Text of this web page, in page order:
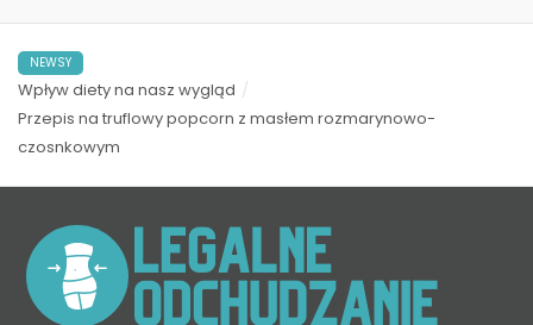
NEWSY
Wpływ diety na nasz wygląd
Przepis na truflowy popcorn z masłem rozmarynowo-
czosnkowym